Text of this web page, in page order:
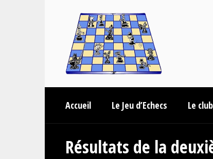
Accueil Le Jeu d’Echecs Le club
Résultats de la